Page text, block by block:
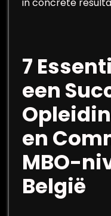
7
een
en
MBO-
België